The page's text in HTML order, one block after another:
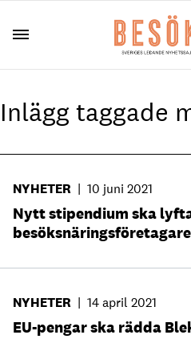
Inlägg taggade
NYHETER | 10 juni 2021
Nytt stipendium ska
besöksnäringsföretagare
NYHETER | 14 april 2021
EU-pengar ska rädda